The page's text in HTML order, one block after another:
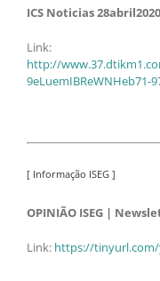
ICS Noticias 28abril2020
Link:
http://
9eLuemIBReWNHeb71-
[ Informação ISEG ]
OPINIÃO ISEG |
Link: https://